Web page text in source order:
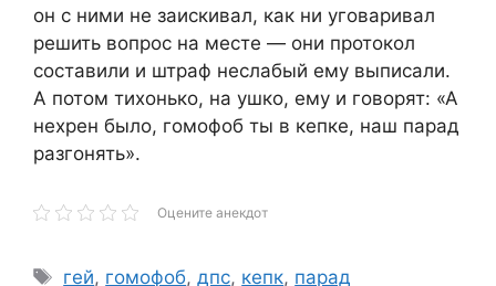
он с ними не заискивал, как ни уговаривал
решить вопрос на месте — они протокол
составили и штраф неслабый ему выписали.
А потом тихонько, на ушко, ему и говорят: «А
нехрен было, гомофоб ты в кепке, наш парад
разгонять».
Оцените анекдот
Метки
гей, гомофоб,дпс, кепк, парад